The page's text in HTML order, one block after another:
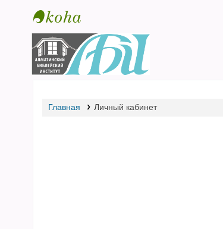
Библиотека АБИ
Главная Личный кабинет